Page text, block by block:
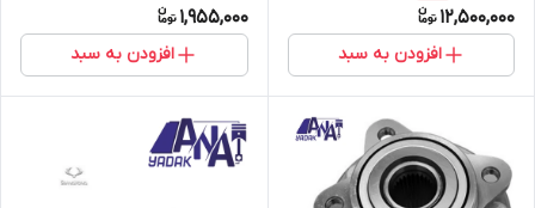
12,500,000
افزودن به سبد
1,955,000
افزودن به سبد